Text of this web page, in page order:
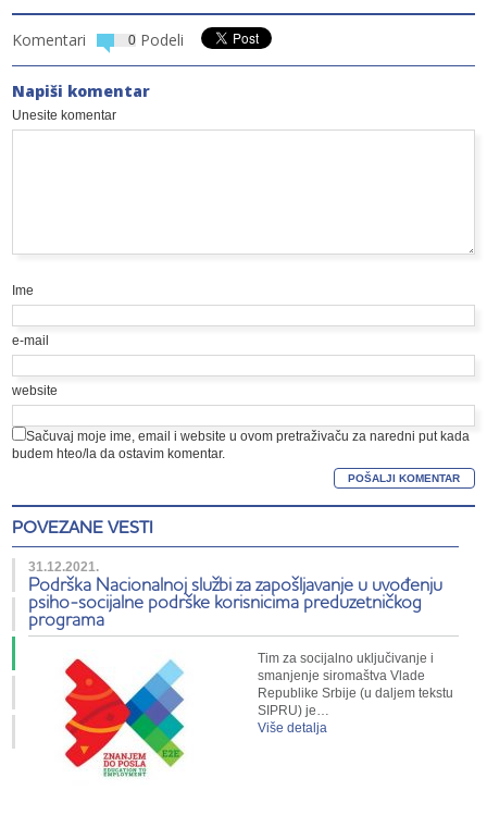
Komentari 0 Podeli
Napiši komentar
Unesite komentar
Ime
e-mail
website
Sačuvaj moje ime, email i website u ovom pretraživaču za naredni put kada
budem hteo/la da ostavim komentar.
POVEZANE VESTI
31.12.2021.
Podrška Nacionalnoj službi za zapošljavanje u uvođenju
psiho-socijalne podrške korisnicima preduzetničkog
programa
Tim za socijalno uključivanje i
smanjenje siromaštva Vlade
Republike Srbije (u daljem tekstu
SIPRU) je…
Više detalja